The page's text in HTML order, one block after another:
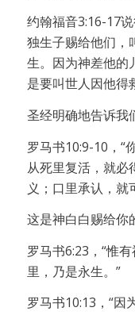
约翰福音3:16-17
独生子赐给他们，
生。因为神差他的
是要叫世人因他得
圣经明确地告诉我
罗马书10:9-10，“
从死里复活，就必
义；口里承认，就
这是神白白赐给你
罗马书6:23，“惟
里，乃是永生。”
罗马书10:13，“因